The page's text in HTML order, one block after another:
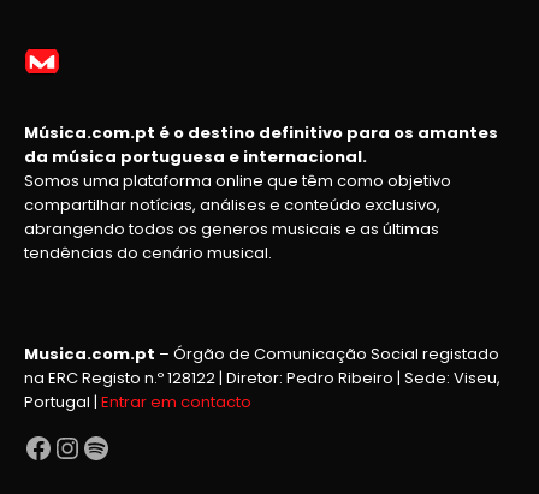
Música.com.pt é o destino definitivo para os amantes
da música portuguesa e internacional.
Somos uma plataforma online que têm como objetivo
compartilhar notícias, análises e conteúdo exclusivo,
abrangendo todos os generos musicais e as últimas
tendências do cenário musical.
Musica.com.pt – Órgão de Comunicação Social registado
na ERC Registo n.º 128122 | Diretor: Pedro Ribeiro | Sede: Viseu,
Portugal | Entrar em contacto
Facebook
Instagram
Spotify